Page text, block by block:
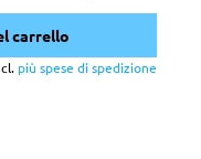
carrello
più spese di spedizione